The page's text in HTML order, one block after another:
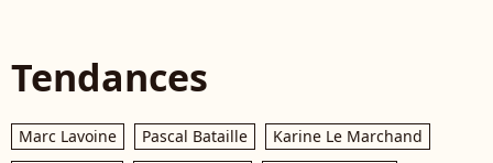
Tendances
Marc Lavoine Pascal Bataille
Karine Le Marchand